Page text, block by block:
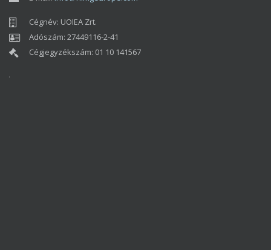
Cégnév: UOIEA Zrt.
Adószám: 27449116-2-41
Cégjegyzékszám: 01 10 141567